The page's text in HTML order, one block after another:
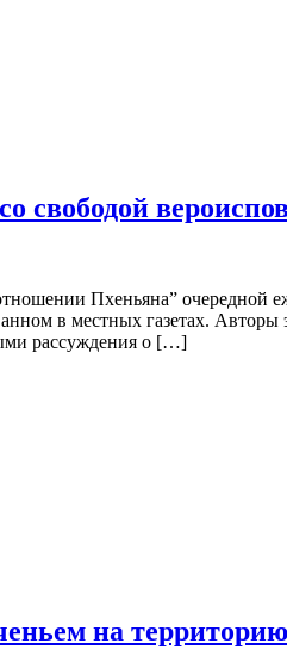
Пхеньяна” очередной
в местных газетах. Авторы
рассуждения о […]
на